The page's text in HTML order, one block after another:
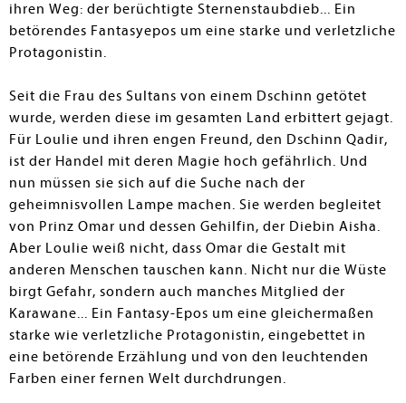
ihren Weg: der berüchtigte Sternenstaubdieb... Ein
betörendes Fantasyepos um eine starke und verletzliche
Protagonistin.
Seit die Frau des Sultans von einem Dschinn getötet
wurde, werden diese im gesamten Land erbittert gejagt.
Für Loulie und ihren engen Freund, den Dschinn Qadir,
ist der Handel mit deren Magie hoch gefährlich. Und
nun müssen sie sich auf die Suche nach der
geheimnisvollen Lampe machen. Sie werden begleitet
von Prinz Omar und dessen Gehilfin, der Diebin Aisha.
Aber Loulie weiß nicht, dass Omar die Gestalt mit
anderen Menschen tauschen kann. Nicht nur die Wüste
birgt Gefahr, sondern auch manches Mitglied der
Karawane... Ein Fantasy-Epos um eine gleichermaßen
starke wie verletzliche Protagonistin, eingebettet in
eine betörende Erzählung und von den leuchtenden
Farben einer fernen Welt durchdrungen.